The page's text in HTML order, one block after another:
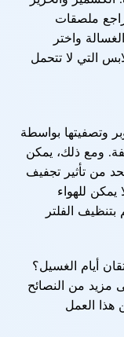
ملصقات
واختر
التي لا تتحمل
وتصفيتها بواسطة
ومع ذلك، يمكن
من تأثير تجفيف
يمكن للهواء
الفلتر
أيام الغسيل؟
مزيد من النصائح
هذا العمل